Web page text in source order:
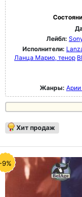
Лейбл:
Исполнители:
Ланца Марио, тенор
Жанры: Арии
Хит продаж
9%